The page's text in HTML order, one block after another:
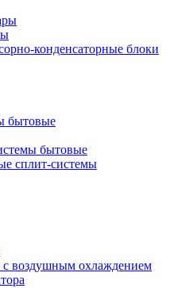
конденсаторные блоки
бытовые
бытовые
сплит-системы
воздушным охлаждением